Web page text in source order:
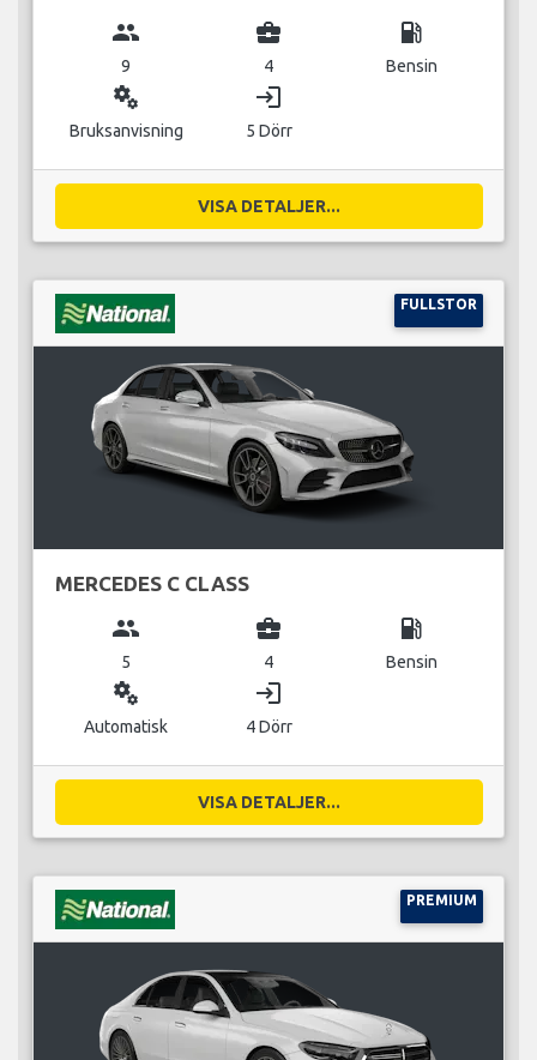
group
9
business_center
4
local_gas_station
Bensin
miscellaneous_services
Bruksanvisning
login
5 Dörr
VISA DETALJER...
FULLSTOR
MERCEDES C CLASS
group
5
business_center
4
local_gas_station
Bensin
miscellaneous_services
Automatisk
login
4 Dörr
VISA DETALJER...
PREMIUM